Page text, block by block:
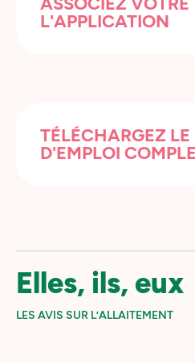
L'APPLICATION
TÉLÉCHARGEZ LE
D'EMPLOI
Elles, ils, eux
LES AVIS SUR L’ALLAITEMENT